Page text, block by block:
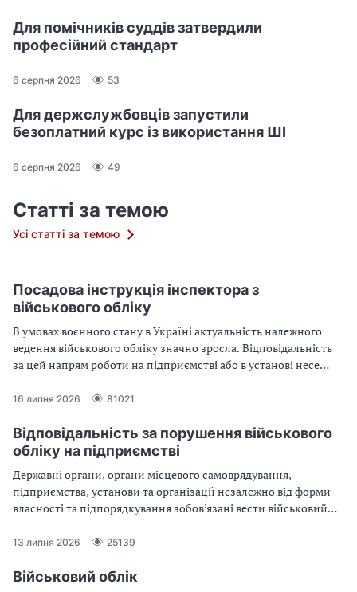
Для помічників суддів затвердили
професійний стандарт
6 серпня 2026 53
Для держслужбовців запустили
безоплатний курс із використання ШІ
6 серпня 2026 49
Статті за темою
Усі статті за темою
Посадова інструкція інспектора з
військового обліку
В умовах воєнного стану в Україні актуальність належного
ведення військового обліку значно зросла. Відповідальність
за цей напрям роботи на підприємстві або в установі несе
обліку. Інспектор з військового обліку повинен мати чітку
права та відповідальність. Посадова інструкція
відповідального за військовий облік на підприємстві — у
16 липня 2026 81021
Відповідальність за порушення військового
обліку на підприємстві
Державні органи, органи місцевого самоврядування,
підприємства, установи та організації незалежно від форми
власності та підпорядкування зобов’язані вести військовий
досить поширена проблема на сьогодні. Розглянемо, яка
передбачена законодавством та які особливості притягнення
13 липня 2026 25139
Військовий облік